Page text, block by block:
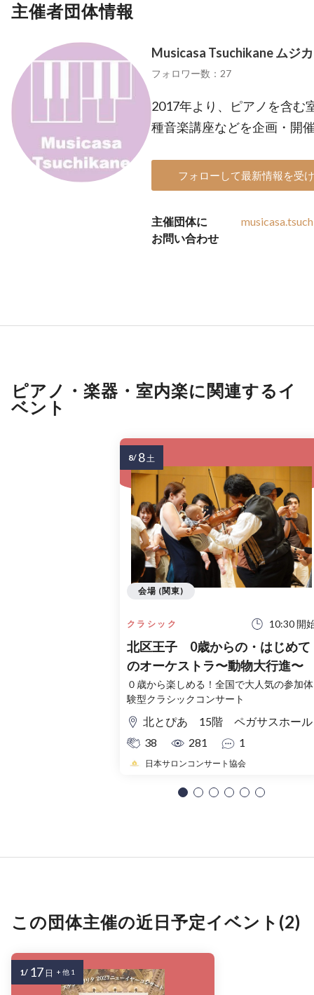
主催者団体情報
Musicasa Tsuchikane ムジ
フォロワー数：27
2017年より、ピアノを含む
種音楽講座などを企画・開
フォローして最新情報を受
主催団体に
お問い合わせ
ピアノ・楽器・室内楽に関連するイ
ベント
クラシック 10:30 開
北区王子 0歳からの・はじめて
のオーケストラ〜動物大行進〜
０歳から楽しめる！全国で大人気の参加体
験型クラシックコンサート
北とぴあ 15階 ペガサスホール
38
281 1
日本サロンコンサート協会
会場 (関東)
8/ 8土
この団体主催の近日予定イベント(2)
1/ 17 日 + 他 1